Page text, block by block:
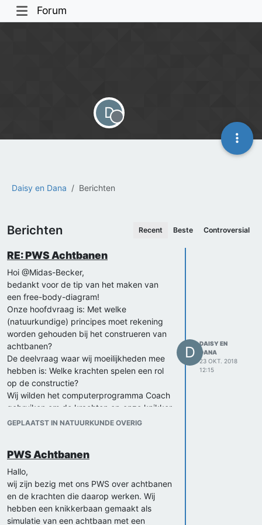
Forum
Daisy en Dana Berichten
D
Offline
Berichten Recent Beste Controversial
RE: PWS Achtbanen
Hoi @Midas-Becker,
bedankt voor de tip van het maken van
een free-body-diagram!
Onze hoofdvraag is: Met welke
(natuurkundige) principes moet rekening
worden gehouden bij het construeren van
achtbanen?
De deelvraag waar wij moeilijkheden mee
hebben is: Welke krachten spelen een rol
op de constructie?
Wij wilden het computerprogramma Coach
gebruiken om de krachten op onze knikker
te berekenen. Wij weten inmiddels wel
moeten vullen (welke waarden van de
verschillende constanten bijvoorbeeld).
Ook wisten wij niet welke formule voor de
normaalkracht wij moesten gebruiken. Het
is ook lastig om de verschillende verlopen
van de banen te verwerken in ons model.
GEPLAATST IN NATUURKUNDE OVERIG
D
DAISY EN
DANA
23 OKT. 2018
12:15
PWS Achtbanen
Hallo,
wij zijn bezig met ons PWS over achtbanen
en de krachten die daarop werken. Wij
hebben een knikkerbaan gemaakt als
simulatie van een achtbaan met een